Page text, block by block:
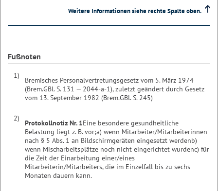
Weitere Informationen siehe rechte Spalte oben.
Fußnoten
1)
Bremisches Personalvertretungsgesetz vom 5. März 1974
(Brem.GBl. S. 131 — 2044-a-1), zuletzt geändert durch Gesetz
vom 13. September 1982 (Brem.GBl. S. 245)
2)
Protokollnotiz Nr. 1Eine besondere gesundheitliche
Belastung liegt z. B. vor;a) wenn Mitarbeiter/Mitarbeiterinnen
nach § 5 Abs. 1 an Bildschirmgeräten eingesetzt werdenb)
wenn Mischarbeitsplätze noch nicht eingerichtet wurdenc) für
die Zeit der Einarbeitung einer/eines
Mitarbeiterin/Mitarbeiters, die im Einzelfall bis zu sechs
Monaten dauern kann.